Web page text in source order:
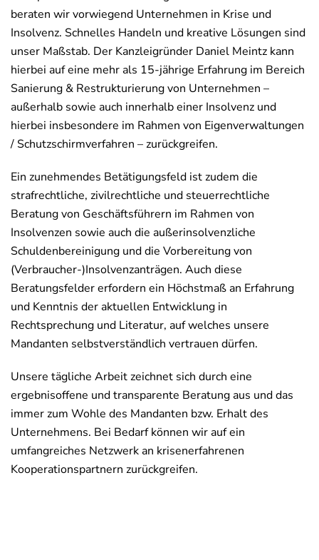
beraten wir vorwiegend Unternehmen in Krise und
Insolvenz. Schnelles Handeln und kreative Lösungen sind
unser Maßstab. Der Kanzleigründer Daniel Meintz kann
hierbei auf eine mehr als 15-jährige Erfahrung im Bereich
Sanierung & Restrukturierung von Unternehmen –
außerhalb sowie auch innerhalb einer Insolvenz und
hierbei insbesondere im Rahmen von Eigenverwaltungen
/ Schutzschirmverfahren – zurückgreifen.
Ein zunehmendes Betätigungsfeld ist zudem die
strafrechtliche, zivilrechtliche und steuerrechtliche
Beratung von Geschäftsführern im Rahmen von
Insolvenzen sowie auch die außerinsolvenzliche
Schuldenbereinigung und die Vorbereitung von
(Verbraucher-)Insolvenzanträgen. Auch diese
Beratungsfelder erfordern ein Höchstmaß an Erfahrung
und Kenntnis der aktuellen Entwicklung in
Rechtsprechung und Literatur, auf welches unsere
Mandanten selbstverständlich vertrauen dürfen.
Unsere tägliche Arbeit zeichnet sich durch eine
ergebnisoffene und transparente Beratung aus und das
immer zum Wohle des Mandanten bzw. Erhalt des
Unternehmens. Bei Bedarf können wir auf ein
umfangreiches Netzwerk an krisenerfahrenen
Kooperationspartnern zurückgreifen.